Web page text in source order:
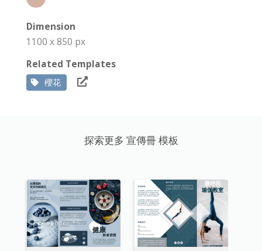
Dimension
1100 x 850 px
Related Templates
櫻花
探索更多 宣傳冊 模板